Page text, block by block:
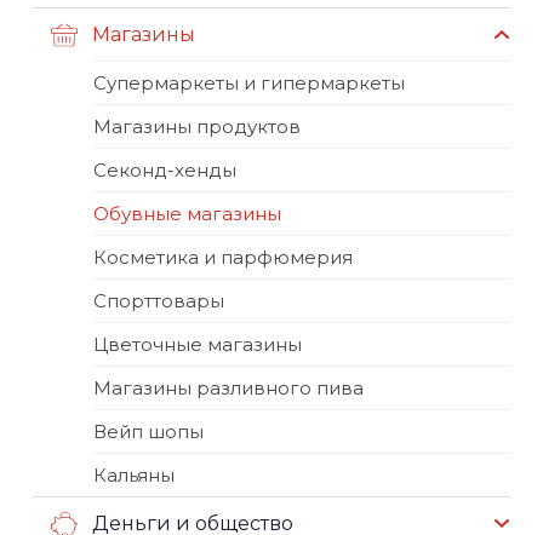
Магазины
Супермаркеты и гипермаркеты
Магазины продуктов
Секонд-хенды
Обувные магазины
Косметика и парфюмерия
Спорттовары
Цветочные магазины
Магазины разливного пива
Вейп шопы
Кальяны
Деньги и общество